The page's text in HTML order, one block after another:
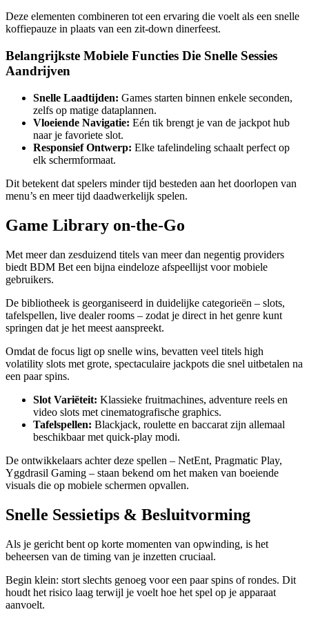
Deze elementen combineren tot een ervaring die voelt als een snelle
koffiepauze in plaats van een zit‑down dinerfeest.
Belangrijkste Mobiele Functies Die Snelle Sessies
Aandrijven
Snelle Laadtijden: Games starten binnen enkele seconden,
zelfs op matige dataplannen.
Vloeiende Navigatie: Eén tik brengt je van de jackpot hub
naar je favoriete slot.
Responsief Ontwerp: Elke tafelindeling schaalt perfect op
elk schermformaat.
Dit betekent dat spelers minder tijd besteden aan het doorlopen van
menu’s en meer tijd daadwerkelijk spelen.
Game Library on-the-Go
Met meer dan zesduizend titels van meer dan negentig providers
biedt BDM Bet een bijna eindeloze afspeellijst voor mobiele
gebruikers.
De bibliotheek is georganiseerd in duidelijke categorieën – slots,
tafelspellen, live dealer rooms – zodat je direct in het genre kunt
springen dat je het meest aanspreekt.
Omdat de focus ligt op snelle wins, bevatten veel titels high
volatility slots met grote, spectaculaire jackpots die snel uitbetalen na
een paar spins.
Slot Variëteit: Klassieke fruitmachines, adventure reels en
video slots met cinematografische graphics.
Tafelspellen: Blackjack, roulette en baccarat zijn allemaal
beschikbaar met quick‑play modi.
De ontwikkelaars achter deze spellen – NetEnt, Pragmatic Play,
Yggdrasil Gaming – staan bekend om het maken van boeiende
visuals die op mobiele schermen opvallen.
Snelle Sessietips & Besluitvorming
Als je gericht bent op korte momenten van opwinding, is het
beheersen van de timing van je inzetten cruciaal.
Begin klein: stort slechts genoeg voor een paar spins of rondes. Dit
houdt het risico laag terwijl je voelt hoe het spel op je apparaat
aanvoelt.